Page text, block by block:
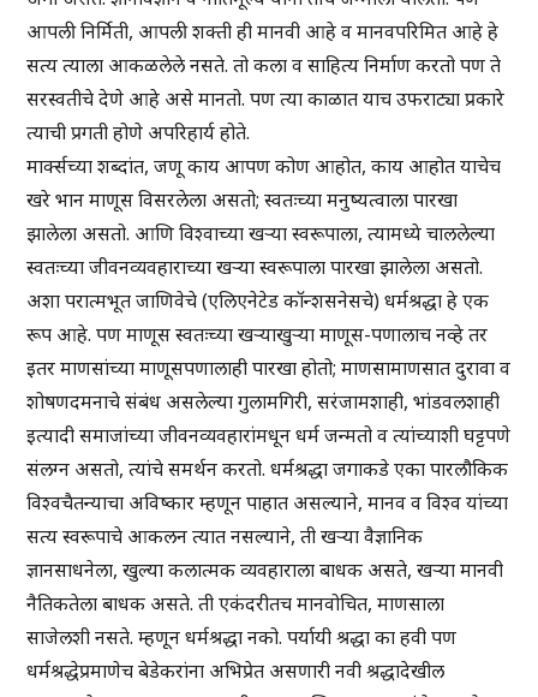
आपली निर्मिती, आपली शक्ती ही मानवी आहे व मानवपरिमित आहे हे
सत्य त्याला आकळलेले नसते. तो कला व साहित्य निर्माण करतो पण ते
सरस्वतीचे देणे आहे असे मानतो. पण त्या काळात याच उफराट्या प्रकारे
त्याची प्रगती होणे अपरिहार्य होते.
मार्क्सच्या शब्दांत, जणू काय आपण कोण आहोत, काय आहोत याचेच
खरे भान माणूस विसरलेला असतो; स्वतःच्या मनुष्यत्वाला पारखा
झालेला असतो. आणि विश्वाच्या खऱ्या स्वरूपाला, त्यामध्ये चाललेल्या
स्वतःच्या जीवनव्यवहाराच्या खऱ्या स्वरूपाला पारखा झालेला असतो.
अशा परात्मभूत जाणिवेचे (एलिएनेटेड कॉन्शसनेसचे) धर्मश्रद्धा हे एक
रूप आहे. पण माणूस स्वतःच्या खऱ्याखुऱ्या माणूस-पणालाच नव्हे तर
इतर माणसांच्या माणूसपणालाही पारखा होतो; माणसामाणसात दुरावा व
शोषणदमनाचे संबंध असलेल्या गुलामगिरी, सरंजामशाही, भांडवलशाही
इत्यादी समाजांच्या जीवनव्यवहारांमधून धर्म जन्मतो व त्यांच्याशी घट्टपणे
संलग्न असतो, त्यांचे समर्थन करतो. धर्मश्रद्धा जगाकडे एका पारलौकिक
विश्वचैतन्याचा अविष्कार म्हणून पाहात असल्याने, मानव व विश्व यांच्या
सत्य स्वरूपाचे आकलन त्यात नसल्याने, ती खऱ्या वैज्ञानिक
ज्ञानसाधनेला, खुल्या कलात्मक व्यवहाराला बाधक असते, खऱ्या मानवी
नैतिकतेला बाधक असते. ती एकंदरीतच मानवोचित, माणसाला
साजेलशी नसते. म्हणून धर्मश्रद्धा नको. पर्यायी श्रद्धा का हवी पण
धर्मश्रद्धेप्रमाणेच बेडेकरांना अभिप्रेत असणारी नवी श्रद्धादेखील